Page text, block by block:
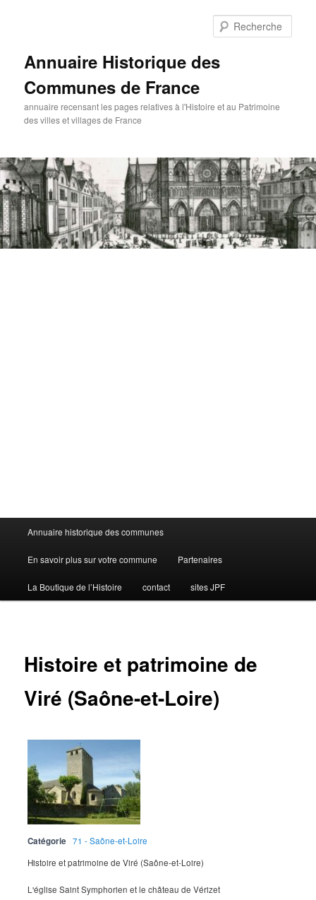
Annuaire Historique des
Communes de France
annuaire recensant les pages relatives à l'Histoire et au Patrimoine
des villes et villages de France
Menu
principal
Annuaire historique des communes
En savoir plus sur votre commune Partenaires
La Boutique de l’Histoire contact sites JPF
Histoire et patrimoine de
Viré (Saône-et-Loire)
Catégorie
71 - Saône-et-Loire
Histoire et patrimoine de Viré (Saône-et-Loire)
L'église Saint Symphorien et le château de Vérizet